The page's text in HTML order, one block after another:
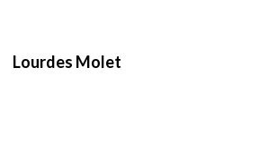
Lourdes Molet